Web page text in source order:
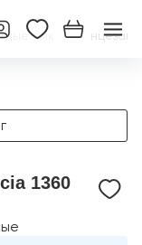
очки /
1360